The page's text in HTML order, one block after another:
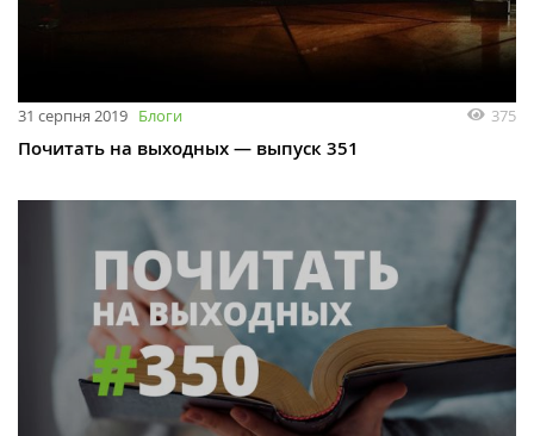
31 серпня 2019 Блоги 375
Почитать на выходных — выпуск 351